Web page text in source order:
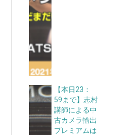
【本日23：
59まで】志村
講師による中
古カメラ輸出
プレミアムは